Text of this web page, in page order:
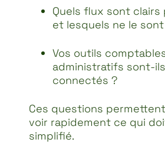
Quels flux sont clairs
et lesquels ne le
Vos outils
administratifs sont-
connectés ?
Ces questions
voir rapidement ce qui
simplifié.